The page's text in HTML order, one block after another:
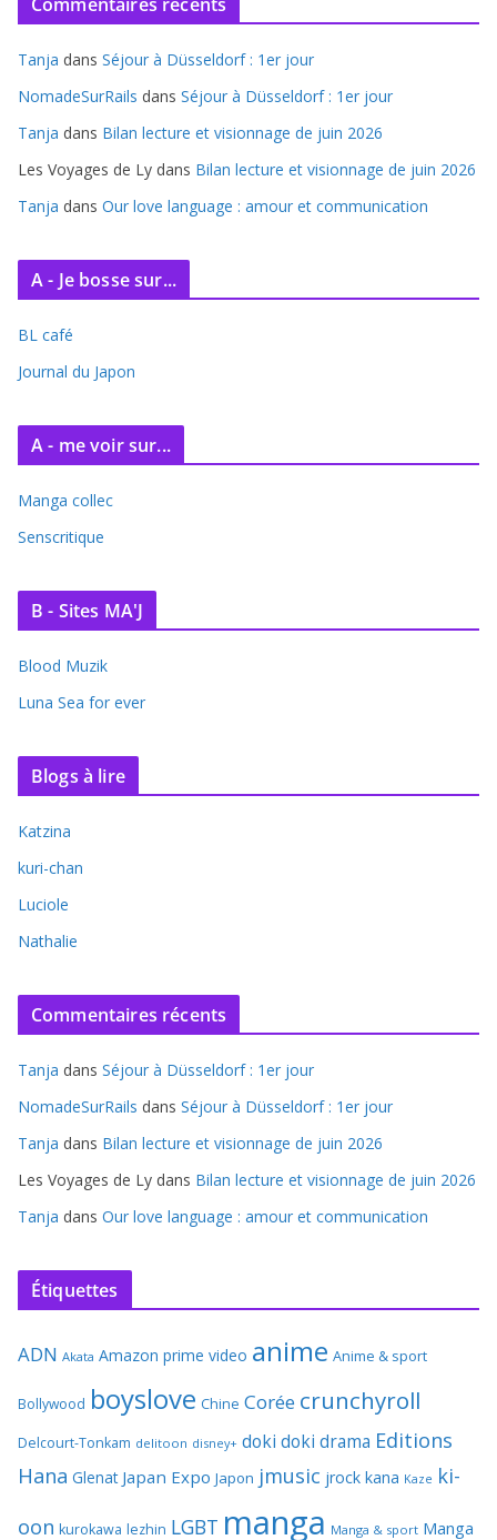
v
e
s
Tanja dans Séjour à Düsseldorf : 1er jour
NomadeSurRails dans Séjour à Düsseldorf : 1er jour
Tanja dans Bilan lecture et visionnage de juin 2026
Les Voyages de Ly dans Bilan lecture et visionnage de juin 2026
Tanja dans Our love language : amour et communication
A - Je bosse sur...
BL café
Journal du Japon
A - me voir sur...
Manga collec
Senscritique
B - Sites MA'J
Blood Muzik
Luna Sea for ever
Blogs à lire
Katzina
kuri-chan
Luciole
Nathalie
Commentaires récents
Tanja dans Séjour à Düsseldorf : 1er jour
NomadeSurRails dans Séjour à Düsseldorf : 1er jour
Tanja dans Bilan lecture et visionnage de juin 2026
Les Voyages de Ly dans Bilan lecture et visionnage de juin 2026
Tanja dans Our love language : amour et communication
Étiquettes
ADN Akata Amazon prime video anime Anime & sport
Bollywood boyslove Chine Corée crunchyroll
Delcourt-Tonkam delitoon disney+ doki doki drama Editions
Hana Glenat Japan Expo Japon jmusic jrock kana Kaze ki-
oon kurokawa lezhin LGBT manga Manga & sport Manga